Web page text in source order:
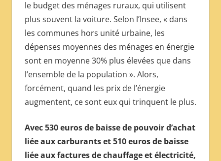
le budget des ménages ruraux, qui utilisent
plus souvent la voiture. Selon l’Insee, « dans
les communes hors unité urbaine, les
dépenses moyennes des ménages en énergie
sont en moyenne 30% plus élevées que dans
l’ensemble de la population ». Alors,
forcément, quand les prix de l’énergie
augmentent, ce sont eux qui trinquent le plus.
Avec 530 euros de baisse de pouvoir d’achat
liée aux carburants et 510 euros de baisse
liée aux factures de chauffage et électricité,